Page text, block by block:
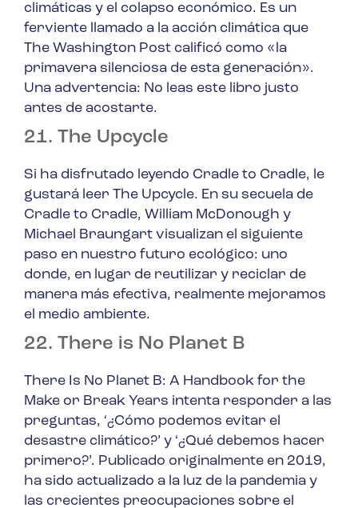
climáticas y el colapso económico. Es un
ferviente llamado a la acción climática que
The Washington Post calificó como «la
primavera silenciosa de esta generación».
Una advertencia: No leas este libro justo
antes de acostarte.
21. The Upcycle
Si ha disfrutado leyendo Cradle to Cradle, le
gustará leer The Upcycle. En su secuela de
Cradle to Cradle, William McDonough y
Michael Braungart visualizan el siguiente
paso en nuestro futuro ecológico: uno
donde, en lugar de reutilizar y reciclar de
manera más efectiva, realmente mejoramos
el medio ambiente.
22. There is No Planet B
There Is No Planet B: A Handbook for the
Make or Break Years intenta responder a las
preguntas, ‘¿Cómo podemos evitar el
desastre climático?’ y ‘¿Qué debemos hacer
primero?’. Publicado originalmente en 2019,
ha sido actualizado a la luz de la pandemia y
las crecientes preocupaciones sobre el